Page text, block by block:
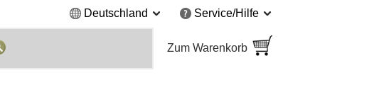
Deutschland Service/Hilfe
Zum Warenkorb